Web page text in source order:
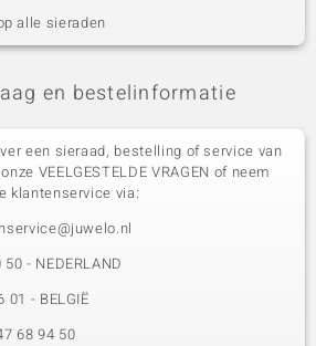
alle sieraden
en bestelinformatie
een sieraad, bestelling of service van
VEELGESTELDE VRAGEN of neem
klantenservice via:
- NEDERLAND
01 - BELGIË
68 94 50